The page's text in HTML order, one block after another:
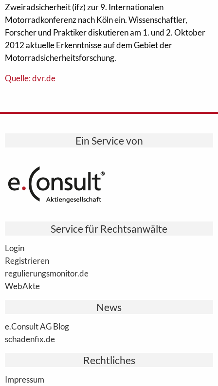
Zweiradsicherheit (ifz) zur 9. Internationalen
Motorradkonferenz nach Köln ein. Wissenschaftler,
Forscher und Praktiker diskutieren am 1. und 2. Oktober
2012 aktuelle Erkenntnisse auf dem Gebiet der
Motorradsicherheitsforschung.
Quelle: dvr.de
Ein Service von
Service für Rechtsanwälte
Login
Registrieren
regulierungsmonitor.de
WebAkte
News
e.Consult AG Blog
schadenfix.de
Rechtliches
Impressum